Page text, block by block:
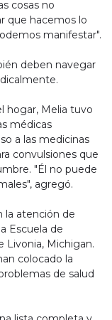
cosas no
que hacemos lo
manifestar".
deben navegar
hogar, Melia tuvo
médicas
a las medicinas
convulsiones que
"Él no puede
agregó.
la atención de
Escuela de
Livonia, Michigan.
colocado la
de salud